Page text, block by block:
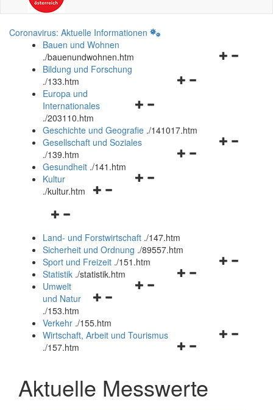
Coronavirus: Aktuelle Informationen
Bauen und Wohnen
./bauenundwohnen.htm
Navigationsmenü
Bildung und Forschung
./133.htm
Navigationsmenü
und
schließen
Europa und
Internationales
./203110.htm
Geschichte und Geografie ./141017.htm
Navigationsmenü
Gesellschaft und Soziales
./139.htm
Navigationsmenü
Gesundheit ./141.htm
Navigationsmenü
Kultur
./kultur.htm
Navigationsmenü
und
schließen
Land- und Forstwirtschaft ./147.htm
Sicherheit und Ordnung ./89557.htm
Navigationsmenü
Sport und Freizeit ./151.htm
Navigationsmenü
Statistik ./statistik.htm
Navigationsmenü
und
schließen
Umwelt
und Natur
./153.htm
Verkehr ./155.htm
Navigationsmenü
schließen
Wirtschaft, Arbeit und Tourismus
./157.htm
Aktuelle Messwerte